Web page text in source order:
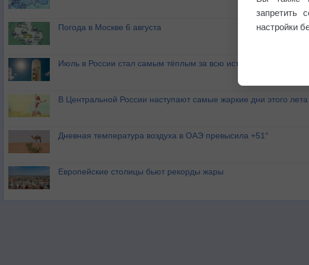
Погода в Москве 6 августа
Июль в России стал самым тёплым за всю историю
В Центральной России наступают самые жаркие дни этого лета
Дневная температура воздуха в ОАЭ превысила +51°
Европейские столицы бьют рекорды жары
запретить
настройки